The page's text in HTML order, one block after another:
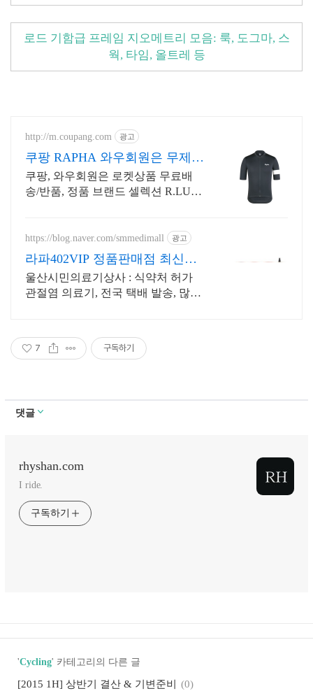
로드 기함급 프레임 지오메트리 모음: 룩, 도그마, 스
웍, 타임, 올트레 등
http://m.coupang.com 광고
쿠팡 RAPHA 와우회원은 무제한
무료배송
쿠팡, 와우회원은 로켓상품 무료배
송/반품, 정품 브랜드 셀렉션 R.LUX
https://blog.naver.com/smmedimall 광고
라파402VIP 정품판매점 최신정
품 7월 혜택 증정
울산시민의료기상사 : 식약처 허가
관절염 의료기, 전국 택배 발송, 많은
7 구독하기
댓글
rhyshan.com
I ride.
구독하기
'Cycling' 카테고리의 다른 글
[2015 1H] 상반기 결산 & 기변준비 (0)